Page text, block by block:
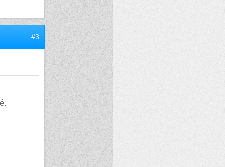
#3